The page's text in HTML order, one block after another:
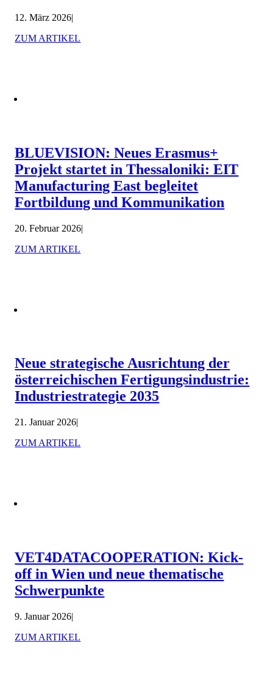
12. März 2026|
ZUM ARTIKEL
BLUEVISION: Neues Erasmus+
Projekt startet in Thessaloniki: EIT
Manufacturing East begleitet
Fortbildung und Kommunikation
20. Februar 2026|
ZUM ARTIKEL
Neue strategische Ausrichtung der
österreichischen Fertigungsindustrie:
Industriestrategie 2035
21. Januar 2026|
ZUM ARTIKEL
VET4DATACOOPERATION: Kick-
off in Wien und neue thematische
Schwerpunkte
9. Januar 2026|
ZUM ARTIKEL